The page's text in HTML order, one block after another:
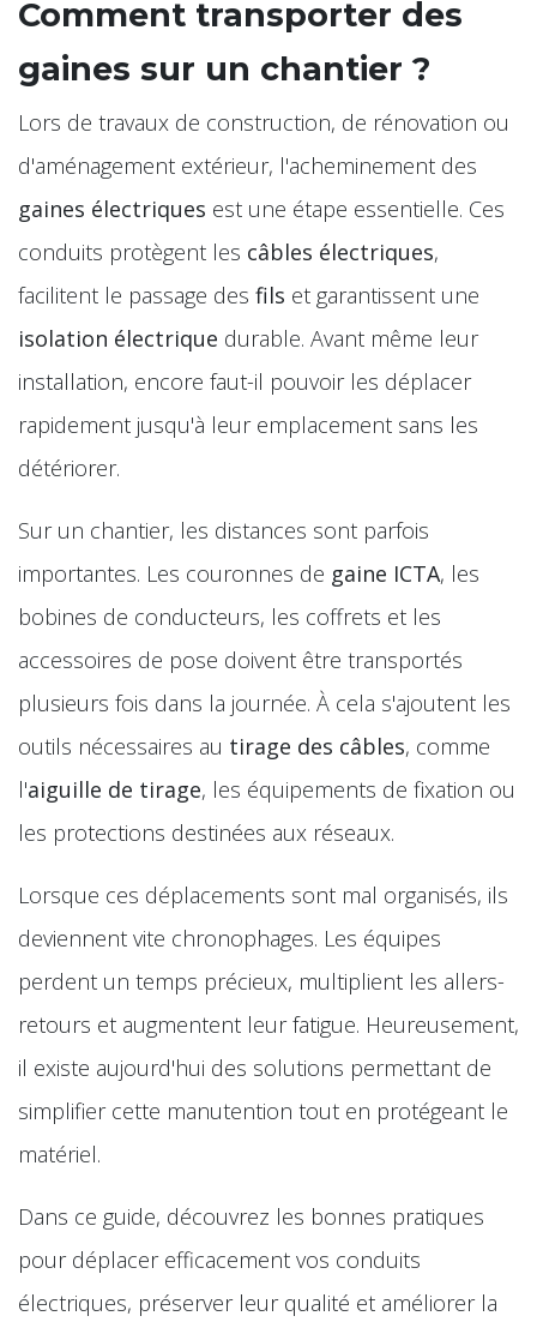
Comment transporter des
gaines sur un chantier ?
Lors de travaux de construction, de rénovation ou
d'aménagement extérieur, l'acheminement des
gaines électriques est une étape essentielle. Ces
conduits protègent les câbles électriques,
facilitent le passage des fils et garantissent une
isolation électrique durable. Avant même leur
installation, encore faut-il pouvoir les déplacer
rapidement jusqu'à leur emplacement sans les
détériorer.
Sur un chantier, les distances sont parfois
importantes. Les couronnes de gaine ICTA, les
bobines de conducteurs, les coffrets et les
accessoires de pose doivent être transportés
plusieurs fois dans la journée. À cela s'ajoutent les
outils nécessaires au tirage des câbles, comme
l'aiguille de tirage, les équipements de fixation ou
les protections destinées aux réseaux.
Lorsque ces déplacements sont mal organisés, ils
deviennent vite chronophages. Les équipes
perdent un temps précieux, multiplient les allers-
retours et augmentent leur fatigue. Heureusement,
il existe aujourd'hui des solutions permettant de
simplifier cette manutention tout en protégeant le
matériel.
Dans ce guide, découvrez les bonnes pratiques
pour déplacer efficacement vos conduits
électriques, préserver leur qualité et améliorer la